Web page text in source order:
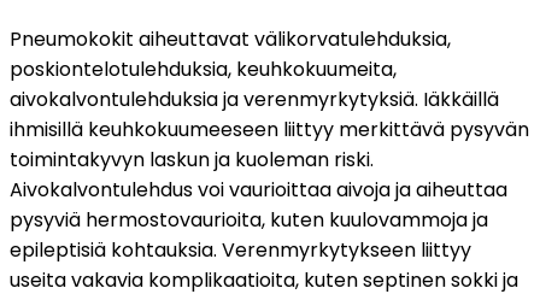
Pneumokokit aiheuttavat välikorvatulehduksia,
poskiontelotulehduksia, keuhkokuumeita,
aivokalvontulehduksia ja verenmyrkytyksiä. Iäkkäillä
ihmisillä keuhkokuumeeseen liittyy merkittävä pysyvän
toimintakyvyn laskun ja kuoleman riski.
Aivokalvontulehdus voi vaurioittaa aivoja ja aiheuttaa
pysyviä hermostovaurioita, kuten kuulovammoja ja
epileptisiä kohtauksia. Verenmyrkytykseen liittyy
useita vakavia komplikaatioita, kuten septinen sokki ja